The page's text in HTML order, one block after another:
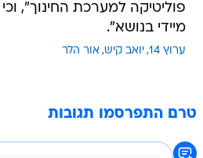
פוליטיקה למערכת החינוך",
מיידי בנושא".
ערוץ 14 יואב קיש אור הלר
טרם התפרסמו תגובות